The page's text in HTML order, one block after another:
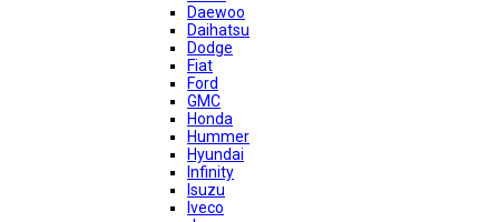
Daewoo
Daihatsu
Dodge
Fiat
Ford
GMC
Honda
Hummer
Hyundai
Infinity
Isuzu
Iveco